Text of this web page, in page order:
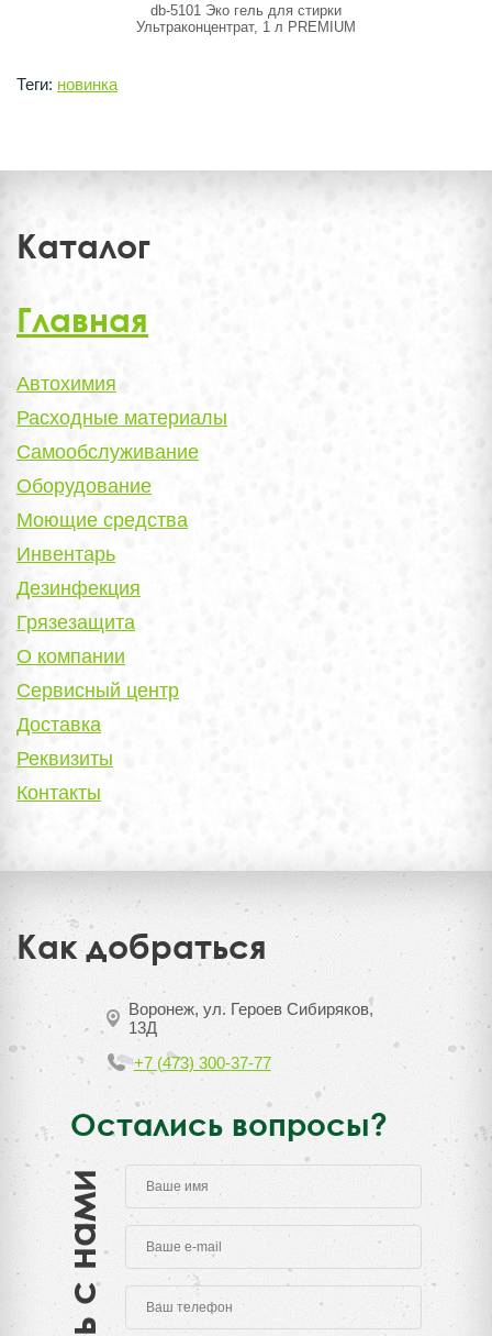
db-5101 Эко гель для стирки
Ультраконцентрат, 1 л PREMIUM
Теги: новинка
Каталог
Главная
Автохимия
Расходные материалы
Самообслуживание
Оборудование
Моющие средства
Инвентарь
Дезинфекция
Грязезащита
О компании
Сервисный центр
Доставка
Реквизиты
Контакты
Как добраться
Воронеж, ул. Героев Сибиряков,
13Д
+7 (473) 300-37-77
Остались вопросы?